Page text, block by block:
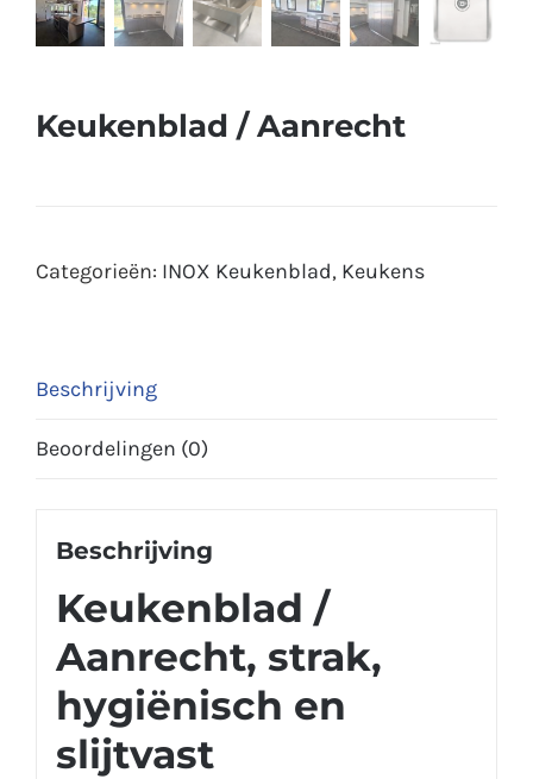
Keukenblad / Aanrecht
Categorieën: INOX Keukenblad, Keukens
Beschrijving
Beoordelingen (0)
Beschrijving
Keukenblad /
Aanrecht, strak,
hygiënisch en
slijtvast